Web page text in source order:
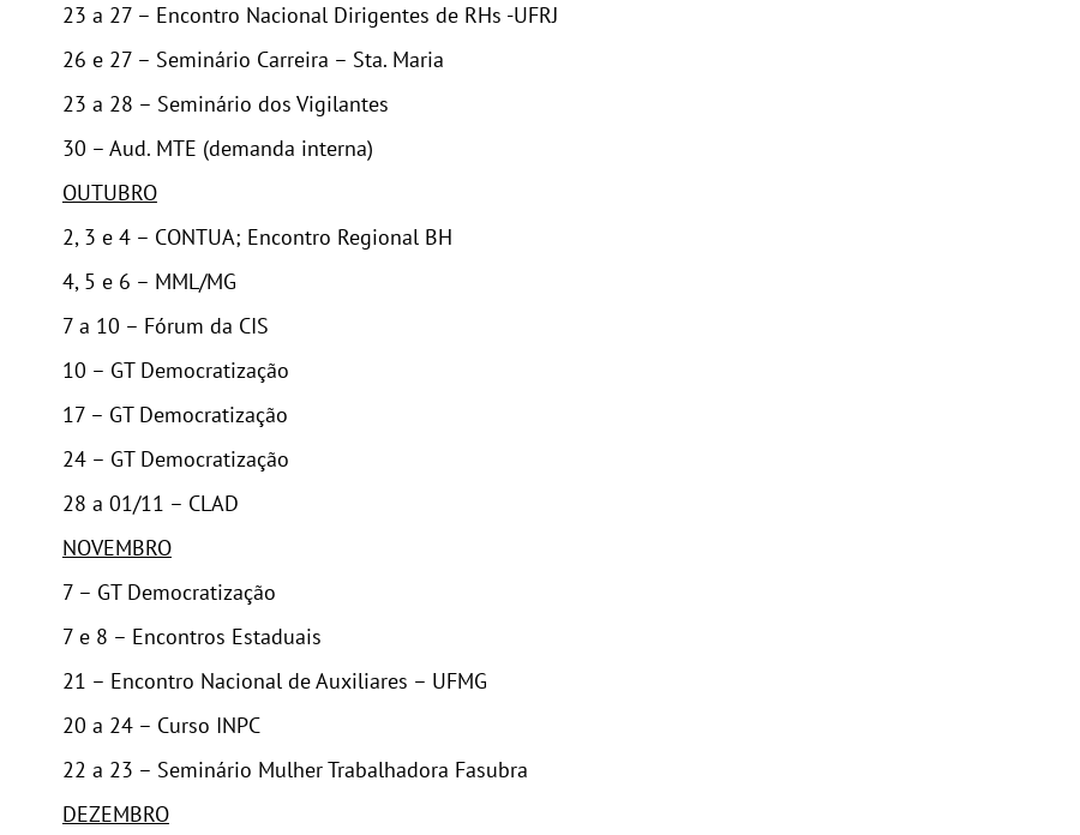
23 a 27 – Encontro Nacional Dirigentes de RHs -UFRJ
26 e 27 – Seminário Carreira – Sta. Maria
23 a 28 – Seminário dos Vigilantes
30 – Aud. MTE (demanda interna)
OUTUBRO
2, 3 e 4 – CONTUA; Encontro Regional BH
4, 5 e 6 – MML/MG
7 a 10 – Fórum da CIS
10 – GT Democratização
17 – GT Democratização
24 – GT Democratização
28 a 01/11 – CLAD
NOVEMBRO
7 – GT Democratização
7 e 8 – Encontros Estaduais
21 – Encontro Nacional de Auxiliares – UFMG
20 a 24 – Curso INPC
22 a 23 – Seminário Mulher Trabalhadora Fasubra
DEZEMBRO